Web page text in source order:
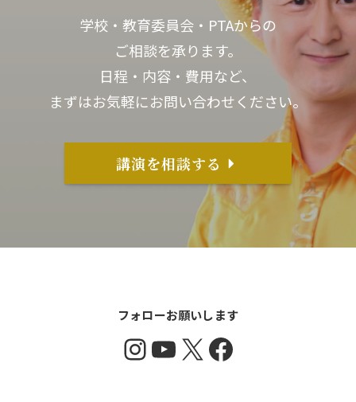
学校・教育委員会・PTAからの
ご相談を承ります。
日程・内容・費用など、
まずはお気軽にお問い合わせください。
講演を相談する
フォローお願いします
Instagram
YouTube
X Facebook